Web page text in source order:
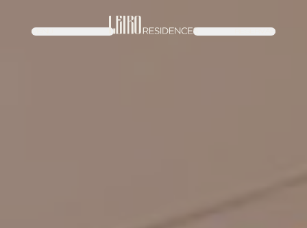
MENU RESERVAR